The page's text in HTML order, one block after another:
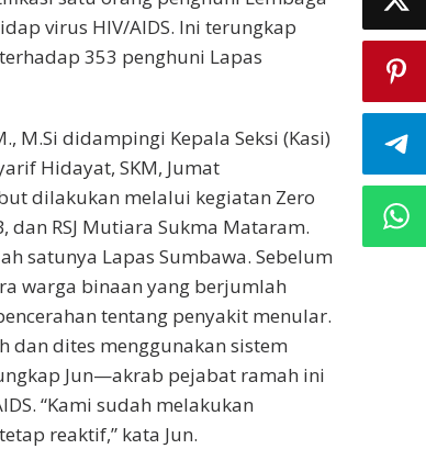
virus HIV/AIDS. Ini terungkap
353 penghuni Lapas
M.Si didampingi Kepala Seksi (Kasi)
Hidayat, SKM, Jumat
dilakukan melalui kegiatan Zero
dan RSJ Mutiara Sukma Mataram.
satunya Lapas Sumbawa. Sebelum
warga binaan yang berjumlah
tentang penyakit menular.
dan dites menggunakan sistem
Jun—akrab pejabat ramah ini
“Kami sudah melakukan
reaktif,” kata Jun.